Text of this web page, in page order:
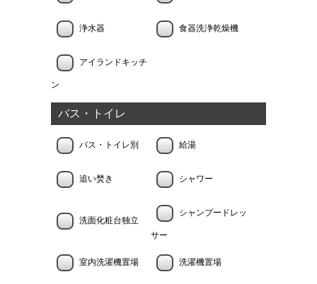
浄水器 食器洗浄乾燥機
アイランドキッチ
ン
バス・トイレ
バス・トイレ別 給湯
追い焚き シャワー
洗面化粧台独立
シャンプードレッ
サー
室内洗濯機置場 洗濯機置場